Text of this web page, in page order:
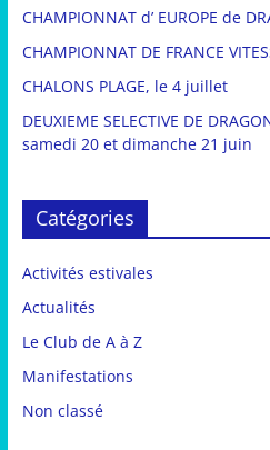
CHAMPIONNAT d’ EUROPE de
CHAMPIONNAT DE FRANCE
CHALONS PLAGE, le 4 juillet
DEUXIEME SELECTIVE DE
samedi 20 et dimanche 21 juin
Catégories
Activités estivales
Actualités
Le Club de A à Z
Manifestations
Non classé